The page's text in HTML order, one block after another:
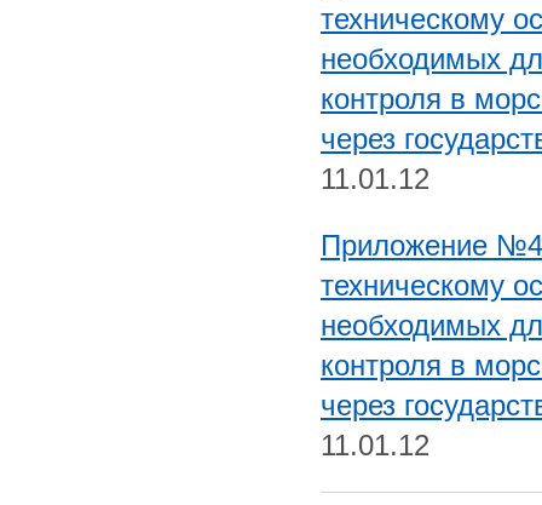
техническому
необходимых
контроля в
через
11.01.12
Приложение
техническому
необходимых
контроля в
через
11.01.12